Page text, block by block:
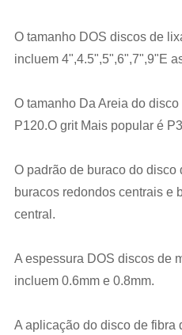
O tamanho DOS discos de
incluem 4",4.5",5",6",7",9"E
O tamanho Da Areia do
P120.O grit Mais popular é
O padrão de buraco do disco
buracos redondos centrais e
central.
A espessura DOS discos de
incluem 0.6mm e 0.8mm.
A aplicação do disco de fibra